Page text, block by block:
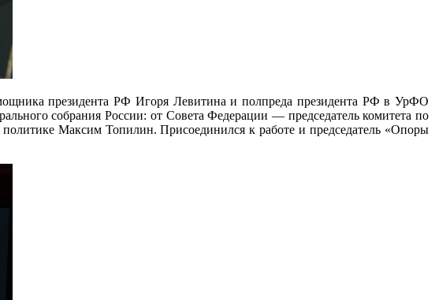
президента РФ Игоря Левитина и полпреда президента РФ в УрФО
собрания России: от Совета Федерации — председатель комитета по
Максим Топилин. Присоединился к работе и председатель «Опоры